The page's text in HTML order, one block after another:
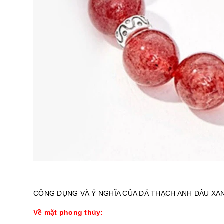
CÔNG DỤNG VÀ Ý NGHĨA CỦA ĐÁ THẠCH ANH DÂU
Về mặt phong thủy: